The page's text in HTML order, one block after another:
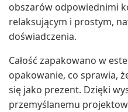
obszarów odpowiednimi
relaksującym i prostym,
doświadczenia.
Całość zapakowano w
opakowanie, co sprawia,
się jako prezent. Dzięki
przemyślanemu